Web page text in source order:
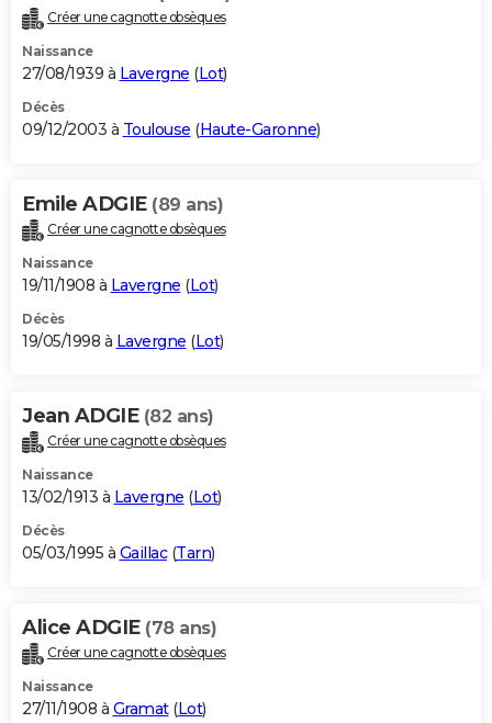
Créer une cagnotte obsèques
Naissance
27/08/1939 à Lavergne (Lot)
Décès
09/12/2003 à Toulouse (Haute-Garonne)
Emile ADGIE (89 ans)
Créer une cagnotte obsèques
Naissance
19/11/1908 à Lavergne (Lot)
Décès
19/05/1998 à Lavergne (Lot)
Jean ADGIE (82 ans)
Créer une cagnotte obsèques
Naissance
13/02/1913 à Lavergne (Lot)
Décès
05/03/1995 à Gaillac(Tarn)
Alice ADGIE (78 ans)
Créer une cagnotte obsèques
Naissance
27/11/1908 à Gramat(Lot)